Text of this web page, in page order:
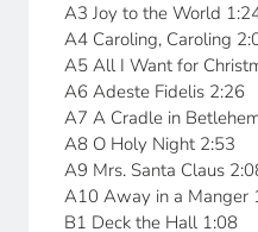
A3 Joy to the World
A4 Caroling, Caroling
A5 All I Want for
A6 Adeste Fidelis 2:26
A7 A Cradle in
A8 O Holy Night 2:53
A9 Mrs. Santa Claus
A10 Away in a Manger
B1 Deck the Hall 1:08